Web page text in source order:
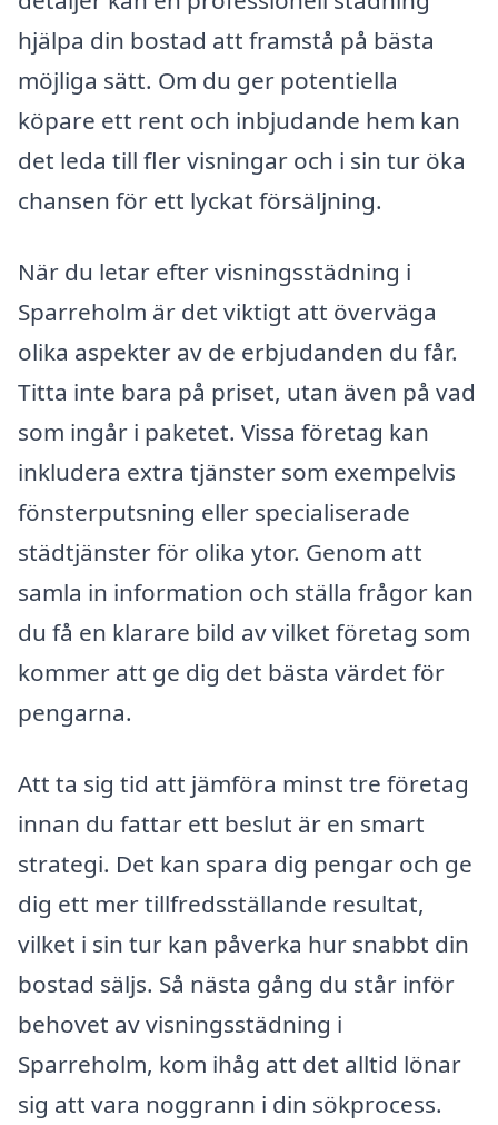
hjälpa din bostad att framstå på bästa
möjliga sätt. Om du ger potentiella
köpare ett rent och inbjudande hem kan
det leda till fler visningar och i sin tur öka
chansen för ett lyckat försäljning.
När du letar efter visningsstädning i
Sparreholm är det viktigt att överväga
olika aspekter av de erbjudanden du får.
Titta inte bara på priset, utan även på vad
som ingår i paketet. Vissa företag kan
inkludera extra tjänster som exempelvis
fönsterputsning eller specialiserade
städtjänster för olika ytor. Genom att
samla in information och ställa frågor kan
du få en klarare bild av vilket företag som
kommer att ge dig det bästa värdet för
pengarna.
Att ta sig tid att jämföra minst tre företag
innan du fattar ett beslut är en smart
strategi. Det kan spara dig pengar och ge
dig ett mer tillfredsställande resultat,
vilket i sin tur kan påverka hur snabbt din
bostad säljs. Så nästa gång du står inför
behovet av visningsstädning i
Sparreholm, kom ihåg att det alltid lönar
sig att vara noggrann i din sökprocess.